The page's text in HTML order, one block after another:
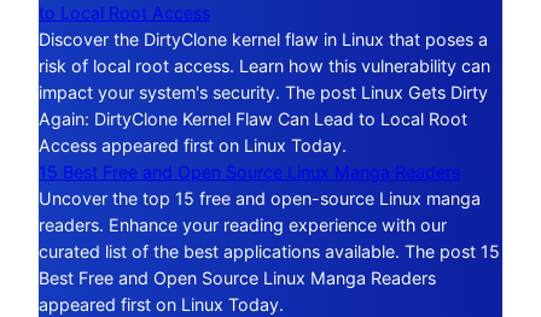
to Local Root Access
Discover the DirtyClone kernel flaw in Linux that poses a
risk of local root access. Learn how this vulnerability can
impact your system's security. The post Linux Gets Dirty
Again: DirtyClone Kernel Flaw Can Lead to Local Root
Access appeared first on Linux Today.
15 Best Free and Open Source Linux Manga Readers
Uncover the top 15 free and open-source Linux manga
readers. Enhance your reading experience with our
curated list of the best applications available. The post 15
Best Free and Open Source Linux Manga Readers
appeared first on Linux Today.